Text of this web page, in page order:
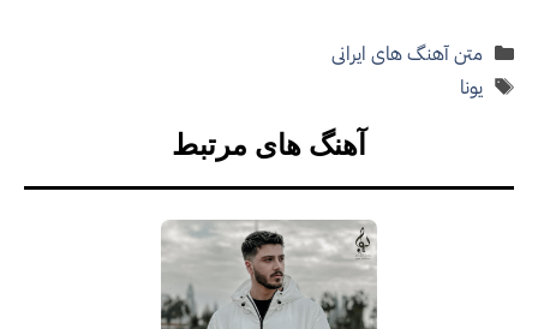
دسته‌ها
متن آهنگ های ایرانی
برچسب‌ها
یونا
آهنگ های مرتبط